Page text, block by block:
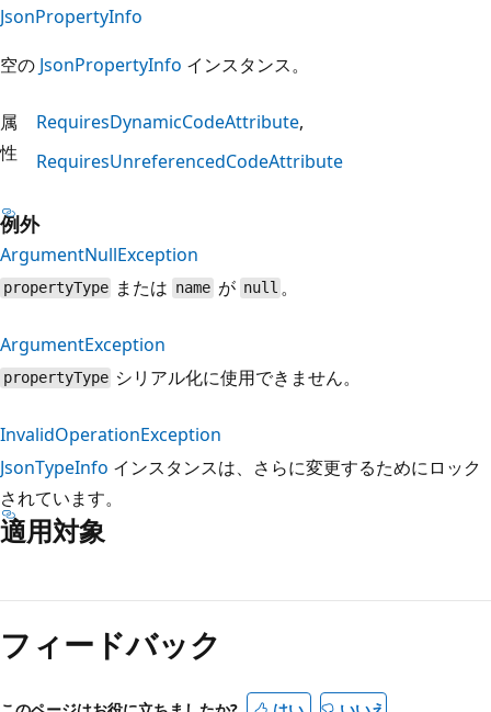
JsonPropertyInfo
空の JsonPropertyInfo インスタンス。
属
性
RequiresDynamicCodeAttribute
RequiresUnreferencedCodeAttribute
例外
ArgumentNullException
propertyType または nameが null 。
ArgumentException
propertyType シリアル化に使用できません。
InvalidOperationException
JsonTypeInfo インスタンスは、さらに変更するためにロック
されています。
適用対象
フィードバック